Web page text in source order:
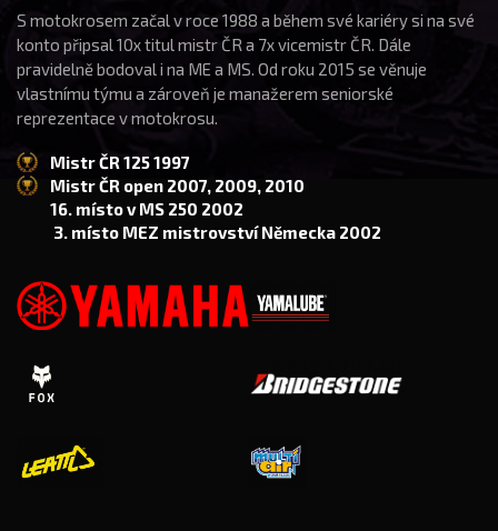
S motokrosem začal v roce 1988 a během své kariéry si na své
konto připsal 10x titul mistr ČR a 7x vicemistr ČR. Dále
pravidelně bodoval i na ME a MS. Od roku 2015 se věnuje
vlastnímu týmu a zároveň je manažerem seniorské
reprezentace v motokrosu.
Mistr ČR 125 1997
Mistr ČR open 2007, 2009, 2010
16. místo v MS 250 2002
3. místo MEZ mistrovství Německa 2002